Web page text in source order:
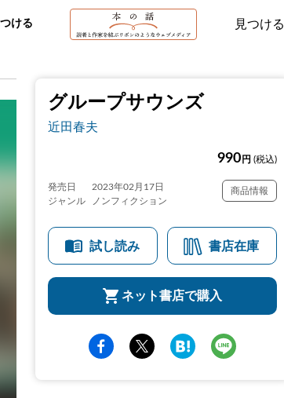
ける 見つける
グループサウンズ
近田春夫
990 円 (税込)
発売日
2023年02月17日
ジャンル
ノンフィクション
商品情報
試し読み 書店在庫
ネット書店で購入